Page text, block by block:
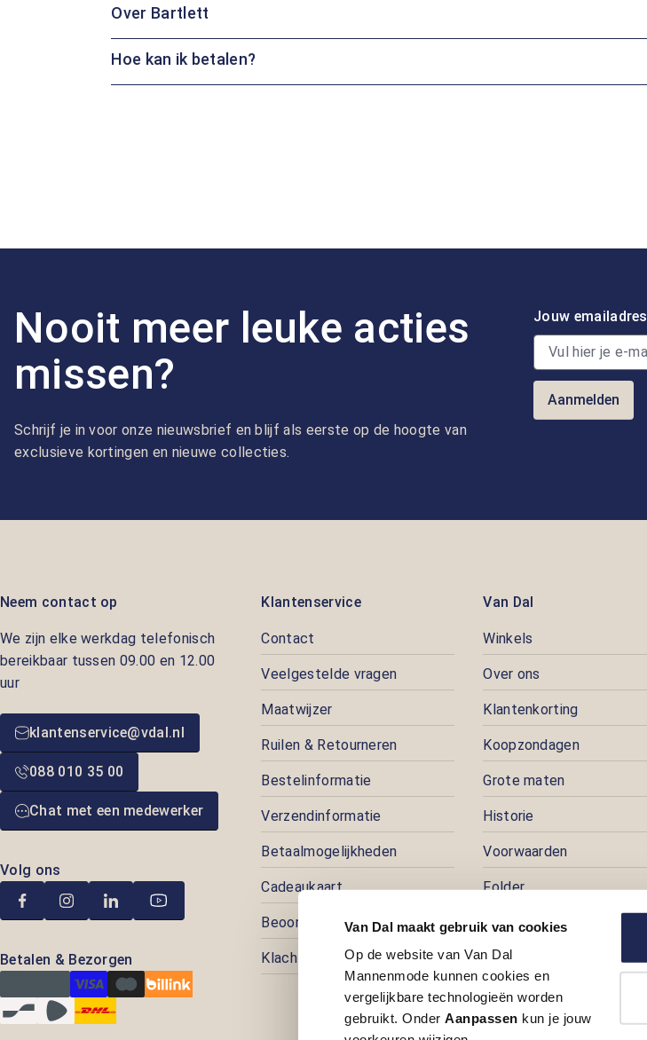
Van Dal maakt gebruik van cookies
Op de website van Van Dal
Mannenmode kunnen cookies en
vergelijkbare technologieën worden
gebruikt. OnderAanpassen kun je jouw
Over Bartlett
Hoe kan ik betalen?
Nooit meer leuke acties
missen?
Schrijf je in voor onze nieuwsbrief en blijf als eerste op de hoogte van
exclusieve kortingen en nieuwe collecties.
Jouw emailadres
Aanmelden
Neem contact op
We zijn elke werkdag telefonisch
bereikbaar tussen 09.00 en 12.00
uur
klantenservice@vdal.nl
088 010 35 00
Chat met een medewerker
Volg ons
Betalen & Bezorgen
Klantenservice
Contact
Veelgestelde vragen
Maatwijzer
Ruilen & Retourneren
Bestelinformatie
Verzendinformatie
Betaalmogelijkheden
Cadeaukaart
Beoordelingen
Klachtenafhandeling
Van Dal
Winkels
Over ons
Klantenkorting
Koopzondagen
Grote maten
Historie
Voorwaarden
Folder
Pers
Prijspuzzel
Vacatures